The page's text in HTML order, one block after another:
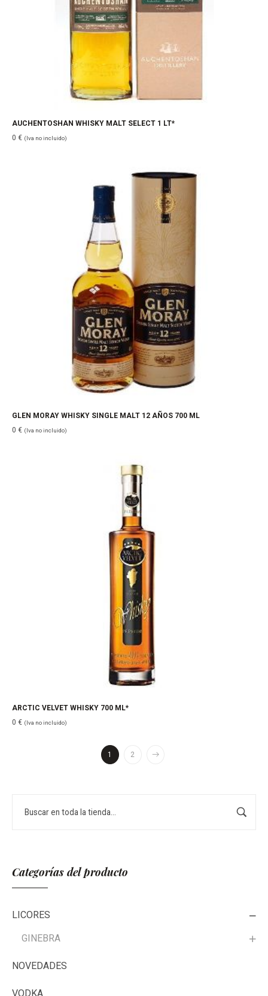
Categorías del producto
LICORES
GINEBRA
NOVEDADES
VODKA
AUCHENTOSHAN WHISKY MALT SELECT 1 LT*
0 € (Iva no incluido)
GLEN MORAY WHISKY SINGLE MALT 12 AÑOS 700 ML
0 € (Iva no incluido)
ARCTIC VELVET WHISKY 700 ML*
0 € (Iva no incluido)
1 2